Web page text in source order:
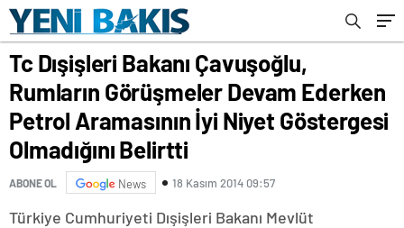
Niyet Göstergesi Olmadığını Belirtti
Tc Dışişleri Bakanı Çavuşoğlu,
Rumların Görüşmeler Devam Ederken
Petrol Aramasının İyi Niyet Göstergesi
Olmadığını Belirtti
ABONE OL News 18 Kasım 2014 09:57
Türkiye Cumhuriyeti Dışişleri Bakanı Mevlüt